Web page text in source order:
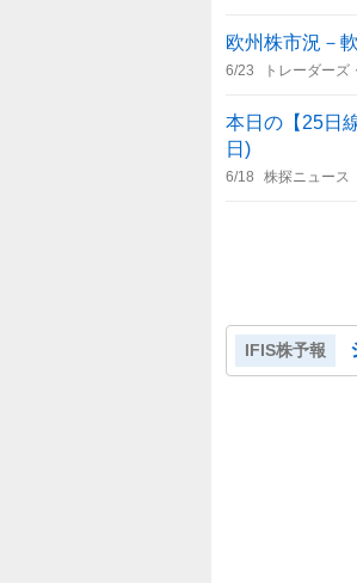
欧州株市況－
6/23 トレーダーズ
本日の【25日
日)
6/18 株探ニュース
IFIS株予報